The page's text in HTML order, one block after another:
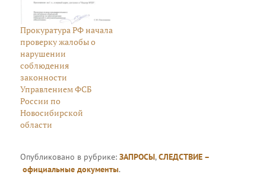
Прокуратура РФ начала
проверку жалобы о
нарушении
соблюдения
законности
Управлением ФСБ
России по
Новосибирской
области
Опубликовано в рубрике:ЗАПРОСЫ,СЛЕДСТВИЕ –
официальные документы.